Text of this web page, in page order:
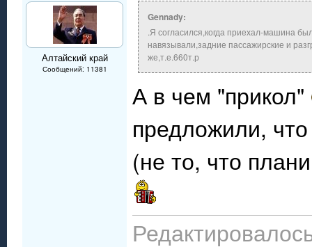
Алтайский край
Сообщений: 11381
Gennady:
.Я согласился,когда приехал-машина
навязывали,задние пассажирские и
же,т.е.660т.р
А в чем "прикол"
предложили,
(не то, что